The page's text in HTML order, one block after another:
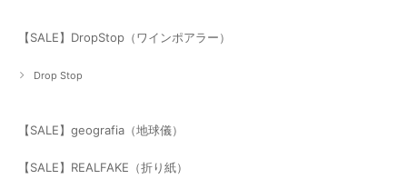
【SALE】DropStop（ワインポアラー）
Drop Stop
【SALE】geografia（地球儀）
【SALE】REALFAKE（折り紙）